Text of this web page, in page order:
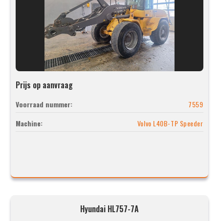
Prijs op aanvraag
Voorraad nummer:
7559
Machine:
Volvo L40B-TP Speeder
Hyundai HL757-7A